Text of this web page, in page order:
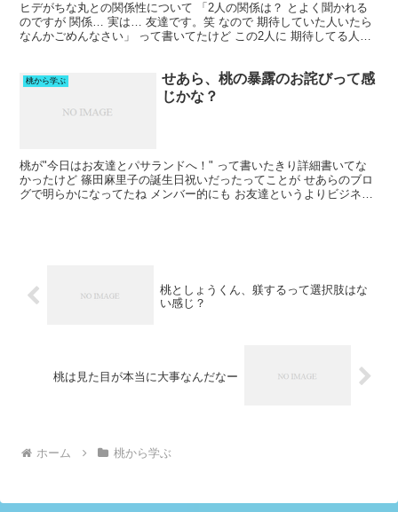
ヒデがちな丸との関係性について 「2人の関係は？ とよく聞かれる
のですが 関係… 実は… 友達です。笑 なので 期待していた人いたら
なんかごめんなさい」 って書いてたけど この2人に 期待してる人っ
桃から学ぶ
せあら、桃の暴露のお詫びって感
じかな？
桃が"今日はお友達とパサランドへ！" って書いたきり詳細書いてな
かったけど 篠田麻里子の誕生日祝いだったってことが せあらのブロ
グで明らかになってたね メンバー的にも お友達というよりビジネス
桃としょうくん、躾するって選択肢はな
い感じ？
桃は見た目が本当に大事なんだなー
ホーム 桃から学ぶ